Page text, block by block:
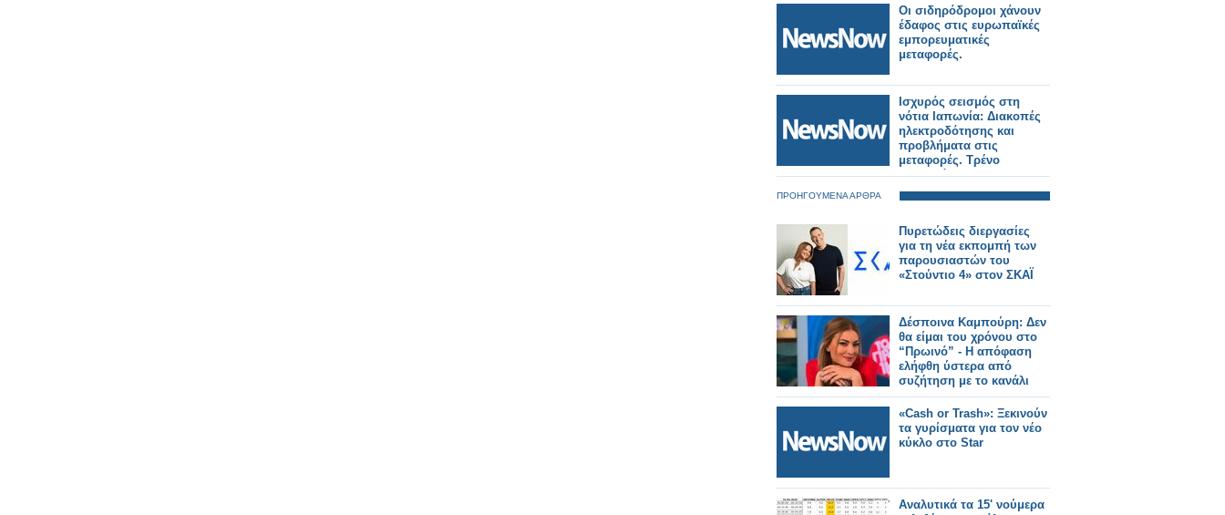
Οι σιδηρόδρομοι χάνουν
έδαφος στις ευρωπαϊκές
εμπορευματικές
μεταφορές.
Ισχυρός σεισμός στη
νότια Ιαπωνία: Διακοπές
ηλεκτροδότησης και
προβλήματα στις
μεταφορές. Τρένο
εκτροχιάστηκε.
ΠΡΟΗΓΟΥΜΕΝΑ ΑΡΘΡΑ
Πυρετώδεις διεργασίες
για τη νέα εκπομπή των
παρουσιαστών του
«Στούντιο 4» στον ΣΚΑΪ
Δέσποινα Καμπούρη: Δεν
θα είμαι του χρόνου στο
“Πρωινό” - Η απόφαση
ελήφθη ύστερα από
συζήτηση με το κανάλι
«Cash or Trash»: Ξεκινούν
τα γυρίσματα για τον νέο
κύκλο στο Star
Αναλυτικά τα 15' νούμερα